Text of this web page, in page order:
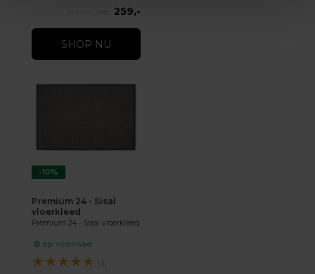
259,-
SHOP NU
-10%
Premium 24 - Sisal
vloerkleed
Premium 24 - Sisal vloerkleed
op voorraad
★★★★★ (3)